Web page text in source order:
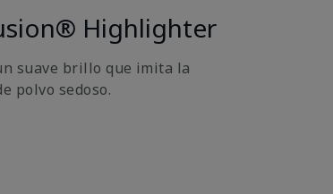
Highlighter
suave brillo que imita la
polvo sedoso.